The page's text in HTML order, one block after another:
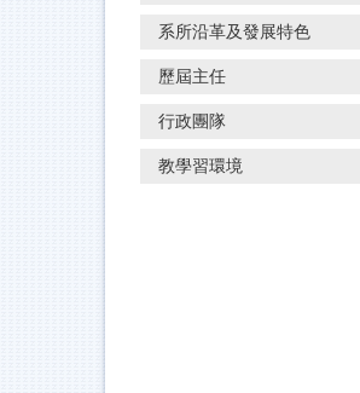
系所沿革及發展特色
歷屆主任
行政團隊
教學習環境